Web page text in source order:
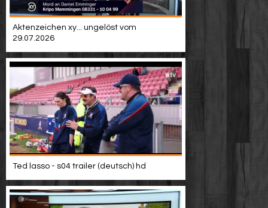
Aktenzeichen xy... ungelöst vom
29.07.2026
Ted lasso - s04 trailer (deutsch) hd